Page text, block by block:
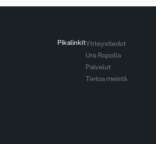
PikalinkitYhteystiedot
Ura Ropolla
Palvelut
Tietoa meistä